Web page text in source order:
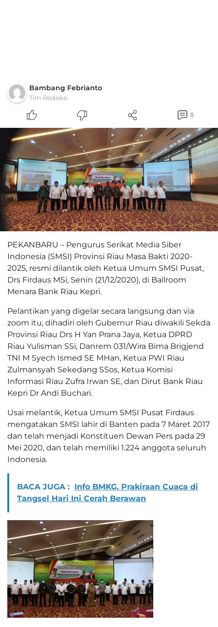
Bambang Febrianto
Tim Redaksi
0
PEKANBARU – Pengurus Serikat Media Siber
Indonesia (SMSI) Provinsi Riau Masa Bakti 2020-
2025, resmi dilantik oleh Ketua Umum SMSI Pusat,
Drs Firdaus MSi, Senin (21/12/2020), di Ballroom
Menara Bank Riau Kepri.
Pelantikan yang digelar secara langsung dan via
zoom itu, dihadiri oleh Gubernur Riau diwakili Sekda
Provinsi Riau Drs H Yan Prana Jaya, Ketua DPRD
Riau Yulisman SSi, Danrem 031/Wira Bima Brigjend
TNI M Syech Ismed SE MHan, Ketua PWI Riau
Zulmansyah Sekedang SSos, Ketua Komisi
Informasi Riau Zufra Irwan SE, dan Dirut Bank Riau
Kepri Dr Andi Buchari.
Usai melantik, Ketua Umum SMSI Pusat Firdaus
mengatakan SMSI lahir di Banten pada 7 Maret 2017
dan telah menjadi Konstituen Dewan Pers pada 29
Mei 2020, dan telah memiliki 1.224 anggota seluruh
Indonesia.
BACA JUGA : Info BMKG, Prakiraan Cuaca di
Tangsel Hari Ini Cerah Berawan